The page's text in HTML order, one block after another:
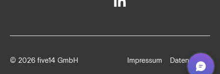
© 2026five14 GmbH Impressum Datenschutz